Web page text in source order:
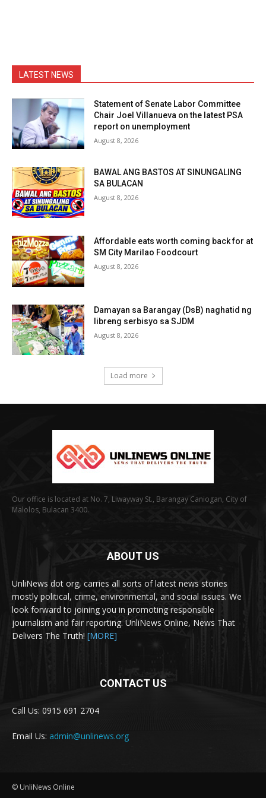
LATEST NEWS
Statement of Senate Labor Committee
Chair Joel Villanueva on the latest PSA
report on unemployment
August 8, 2026
BAWAL ANG BASTOS AT SINUNGALING
SA BULACAN
August 8, 2026
Affordable eats worth coming back for at
SM City Marilao Foodcourt
August 8, 2026
Damayan sa Barangay (DsB) naghatid ng
libreng serbisyo sa SJDM
August 8, 2026
Load more
Our office is located at No. 7, Liwayway St., Barangay Caniogan, City of
Malolos, Bulacan 3400.
ABOUT US
UnliNews dot org, carries all sorts of latest news stories
mostly political, crime, environmental, and social issues. We
look forward to joining you in promoting responsible
journalism and fair reporting. UnliNews Online, News That
Delivers The Truth! [MORE]
CONTACT US
Call Us: 0915 691 2704
Email Us: admin@unlinews.org
© UnliNews Online